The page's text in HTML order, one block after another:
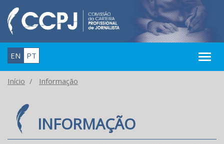
EN PT
Início Informação
INFORMAÇÃO